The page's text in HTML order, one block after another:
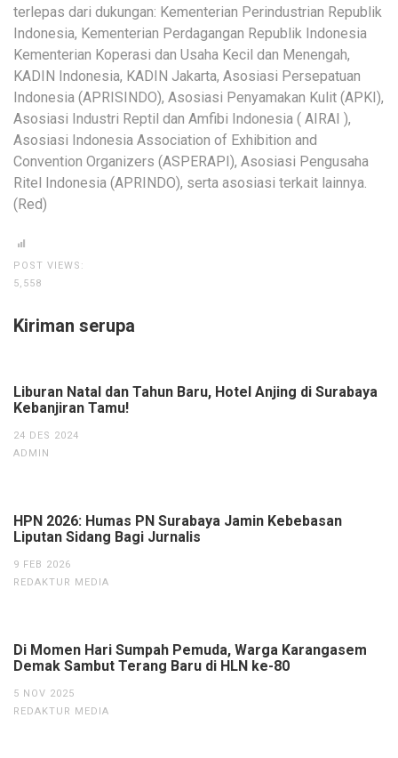
terlepas dari dukungan: Kementerian Perindustrian Republik
Indonesia, Kementerian Perdagangan Republik Indonesia
Kementerian Koperasi dan Usaha Kecil dan Menengah,
KADIN Indonesia, KADIN Jakarta, Asosiasi Persepatuan
Indonesia (APRISINDO), Asosiasi Penyamakan Kulit (APKI),
Asosiasi Industri Reptil dan Amfibi Indonesia ( AIRAI ),
Asosiasi Indonesia Association of Exhibition and
Convention Organizers (ASPERAPI), Asosiasi Pengusaha
Ritel Indonesia (APRINDO), serta asosiasi terkait lainnya.
(Red)
POST VIEWS:
5,558
Kiriman serupa
Liburan Natal dan Tahun Baru, Hotel Anjing di Surabaya
Kebanjiran Tamu!
24 DES 2024
ADMIN
HPN 2026: Humas PN Surabaya Jamin Kebebasan
Liputan Sidang Bagi Jurnalis
9 FEB 2026
REDAKTUR MEDIA
Di Momen Hari Sumpah Pemuda, Warga Karangasem
Demak Sambut Terang Baru di HLN ke-80
5 NOV 2025
REDAKTUR MEDIA